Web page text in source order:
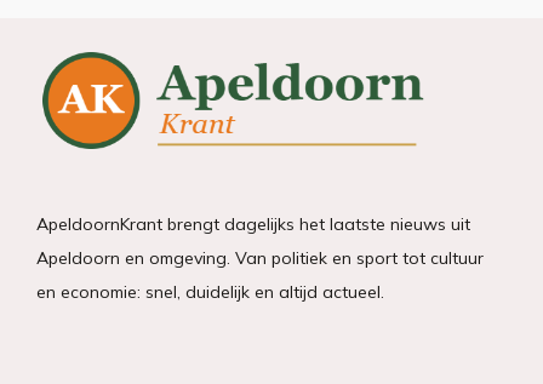
ApeldoornKrant brengt dagelijks het laatste nieuws uit
Apeldoorn en omgeving. Van politiek en sport tot cultuur
en economie: snel, duidelijk en altijd actueel.